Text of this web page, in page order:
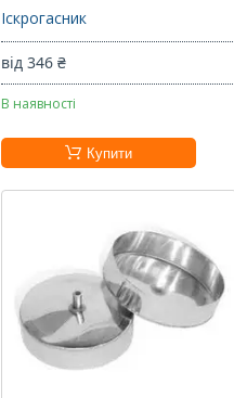
Іскрогасник
від 346 ₴
В наявності
Купити